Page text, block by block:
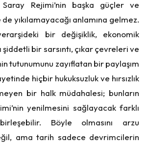
Saray Rejimi’nin başka güçler ve
yıkılamayacağı anlamına gelmez.
bir değişiklik, ekonomik
bir sarsıntı, çıkar çevreleri ve
tutunumunu zayıflatan bir paylaşım
hiçbir hukuksuzluk ve hırsızlık
bir halk müdahalesi; bunların
yenilmesini sağlayacak farklı
Böyle olmasını arzu
ama tarih sadece devrimcilerin